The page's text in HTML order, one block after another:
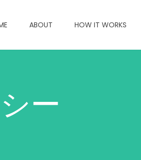
ABOUT HOW IT WORKS
ー